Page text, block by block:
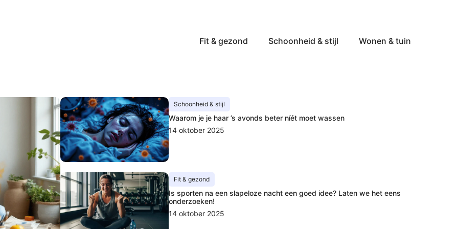
Fit & gezond Schoonheid & stijl Wonen & tuin
Schoonheid & stijl
Waarom je je haar ’s avonds beter níét moet wassen
14 oktober 2025
Fit & gezond
Is sporten na een slapeloze nacht een goed idee? Laten we het eens
onderzoeken!
14 oktober 2025